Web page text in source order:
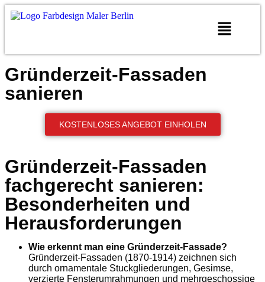
Gründerzeit-Fassaden
sanieren
KOSTENLOSES ANGEBOT EINHOLEN
Gründerzeit-Fassaden
fachgerecht sanieren:
Besonderheiten und
Herausforderungen
Wie erkennt man eine Gründerzeit-Fassade?
Gründerzeit-Fassaden (1870-1914) zeichnen sich
durch ornamentale Stuckgliederungen, Gesimse,
verzierte Fensterumrahmungen und mehrgeschossige